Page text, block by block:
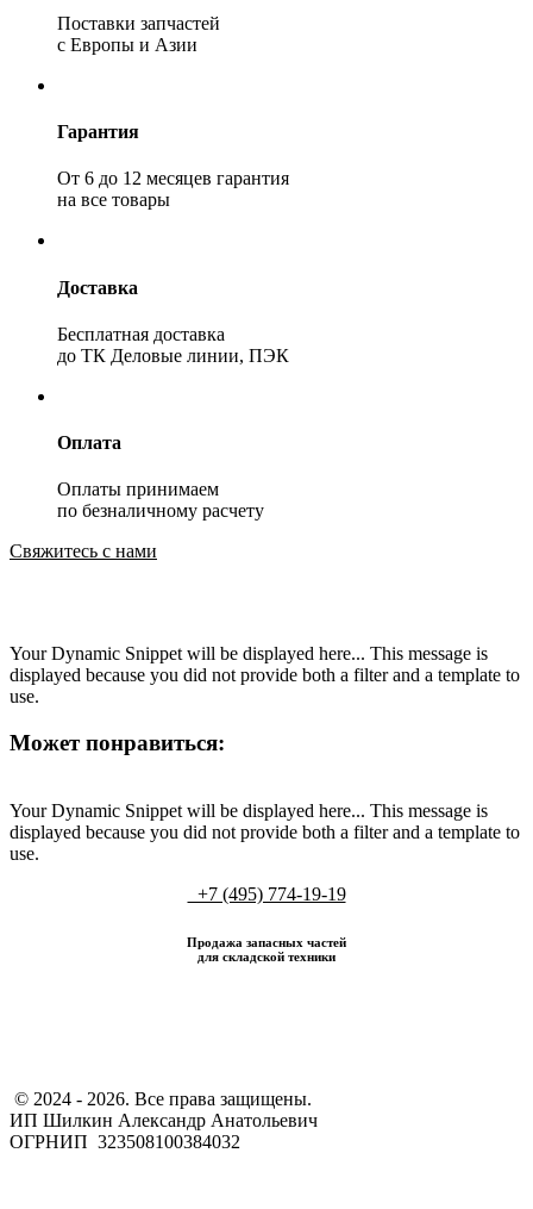
Поставки запчастей
с Европы и Азии
Гарантия
От 6 до 12 месяцев гарантия
на все товары
Доставка
Бесплатная доставка
до ТК Деловые линии, ПЭК
Оплата
Оплаты принимаем
по безналичному расчету
Свяжитесь с нами
Your Dynamic Snippet will be displayed here... This message is
displayed because you did not provide both a filter and a template to
use.
Может понравиться:
Your Dynamic Snippet will be displayed here... This message is
displayed because you did not provide both a filter and a template to
use.
+7 (495) 774-19-19
Продажа запасных частей
для складской техники
​ © 2024 - 2026. Все права защищены.
ИП Шилкин Александр Анатольевич
ОГРНИП 323508100384032